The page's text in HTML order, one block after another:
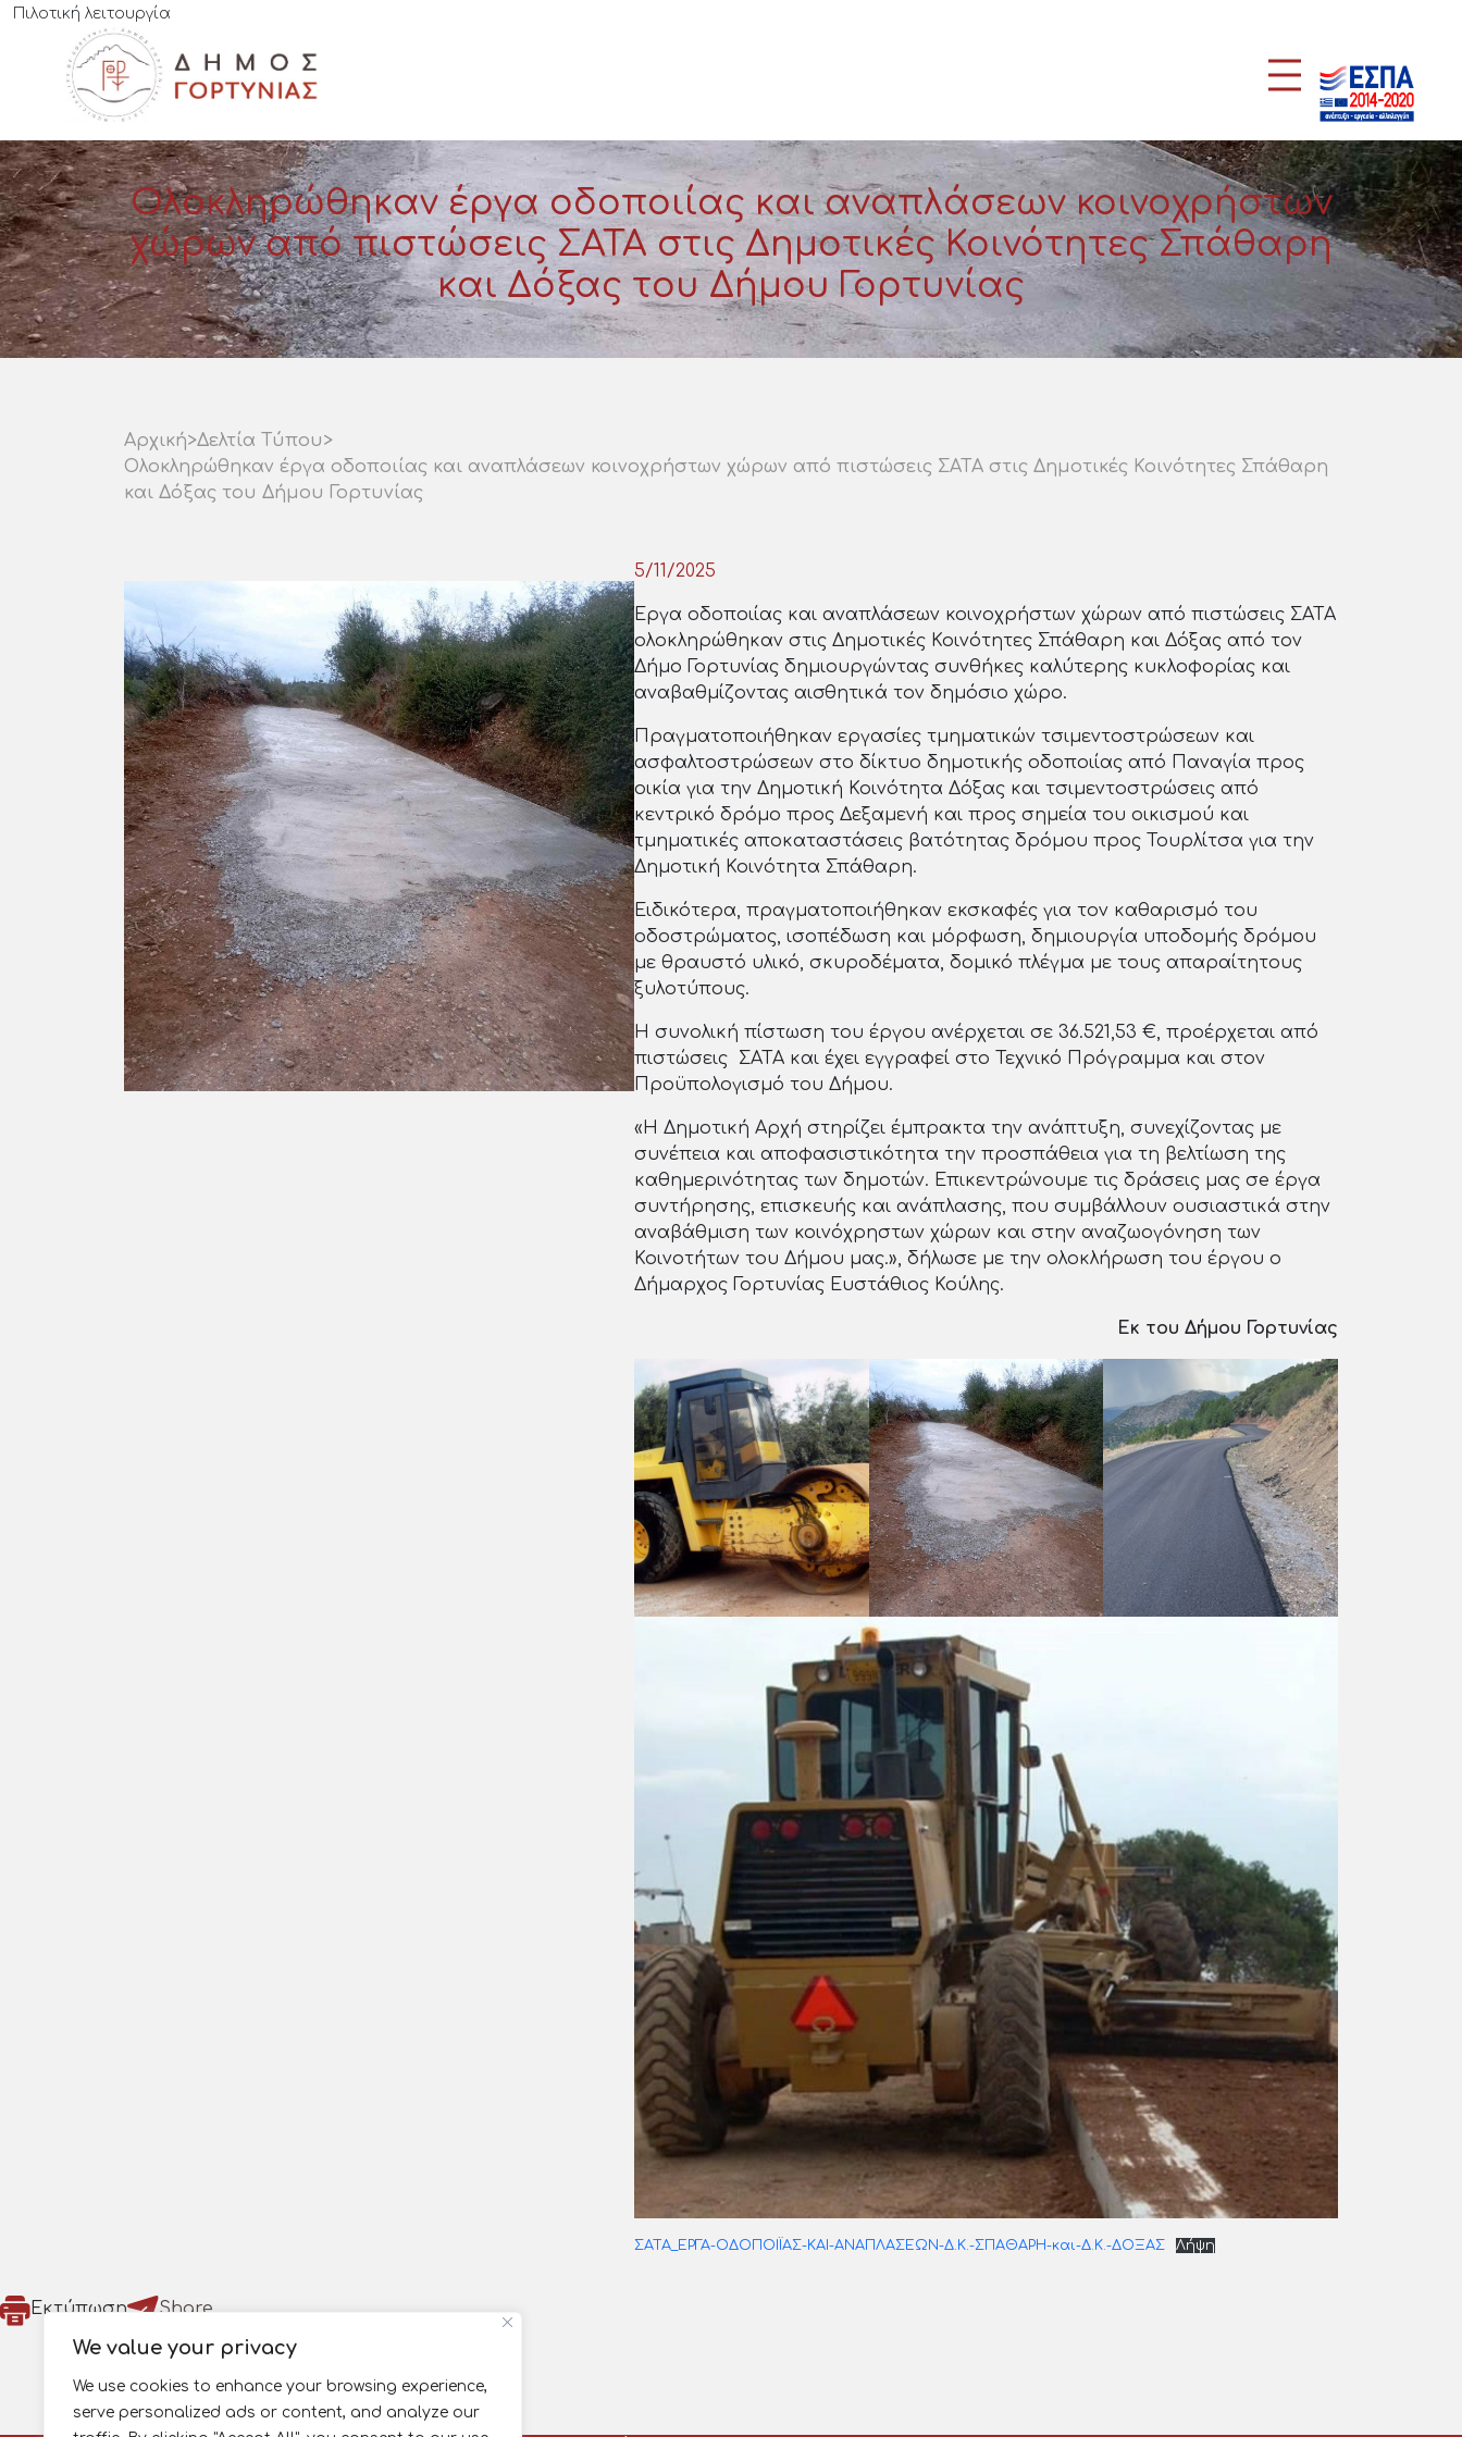
We value your privacy
We use cookies to enhance your browsing experience,
serve personalized ads or content, and analyze our
Πιλοτική λειτουργία
Ολοκληρώθηκαν έργα οδοποιίας και αναπλάσεων κοινοχρήστων
χώρων από πιστώσεις ΣΑΤΑ στις Δημοτικές Κοινότητες Σπάθαρη
και Δόξας του Δήμου Γορτυνίας
Αρχική>Δελτία Τύπου>
Ολοκληρώθηκαν έργα οδοποιίας και αναπλάσεων κοινοχρήστων χώρων από πιστώσεις ΣΑΤΑ στις Δημοτικές Κοινότητες Σπάθαρη
και Δόξας του Δήμου Γορτυνίας
5/11/2025
Έργα οδοποιίας και αναπλάσεων κοινοχρήστων χώρων από πιστώσεις ΣΑΤΑ
ολοκληρώθηκαν στις Δημοτικές Κοινότητες Σπάθαρη και Δόξας από τον
Δήμο Γορτυνίας δημιουργώντας συνθήκες καλύτερης κυκλοφορίας και
αναβαθμίζοντας αισθητικά τον δημόσιο χώρο.
Πραγματοποιήθηκαν εργασίες τμηματικών τσιμεντοστρώσεων και
ασφαλτοστρώσεων στο δίκτυο δημοτικής οδοποιίας από Παναγία προς
οικία για την Δημοτική Κοινότητα Δόξας και τσιμεντοστρώσεις από
κεντρικό δρόμο προς Δεξαμενή και προς σημεία του οικισμού και
τμηματικές αποκαταστάσεις βατότητας δρόμου προς Τουρλίτσα για την
Δημοτική Κοινότητα Σπάθαρη.
Ειδικότερα, πραγματοποιήθηκαν εκσκαφές για τον καθαρισμό του
οδοστρώματος, ισοπέδωση και μόρφωση, δημιουργία υποδομής δρόμου
με θραυστό υλικό, σκυροδέματα, δομικό πλέγμα με τους απαραίτητους
ξυλοτύπους.
Η συνολική πίστωση του έργου ανέρχεται σε 36.521,53 €, προέρχεται από
πιστώσεις ΣΑΤΑ και έχει εγγραφεί στο Τεχνικό Πρόγραμμα και στον
Προϋπολογισμό του Δήμου.
«Η Δημοτική Αρχή στηρίζει έμπρακτα την ανάπτυξη, συνεχίζοντας με
συνέπεια και αποφασιστικότητα την προσπάθεια για τη βελτίωση της
καθημερινότητας των δημοτών. Επικεντρώνουμε τις δράσεις μας σe έργα
συντήρησης, επισκευής και ανάπλασης, που συμβάλλουν ουσιαστικά στην
αναβάθμιση των κοινόχρηστων χώρων και στην αναζωογόνηση των
Κοινοτήτων του Δήμου μας.», δήλωσε με την ολοκλήρωση του έργου ο
Δήμαρχος Γορτυνίας Ευστάθιος Κούλης.
Εκ του Δήμου Γορτυνίας
ΣΑΤΑ_ΕΡΓΑ-ΟΔΟΠΟΙΪΑΣ-ΚΑΙ-ΑΝΑΠΛΑΣΕΩΝ-Δ.Κ.-ΣΠΑΘΑΡΗ-και-Δ.Κ.-ΔΟΞΑΣ Λήψη
Εκτύπωση Share